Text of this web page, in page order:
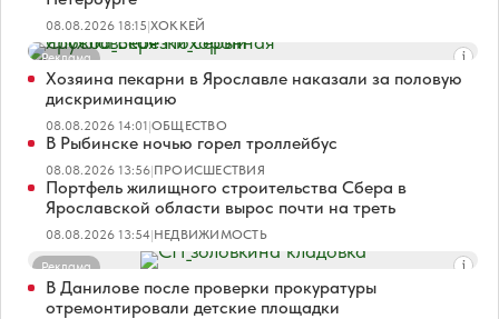
08.08.2026 18:15|ХОККЕЙ
Реклама
Хозяина пекарни в Ярославле наказали за половую
дискриминацию
08.08.2026 14:01|ОБЩЕСТВО
В Рыбинске ночью горел троллейбус
08.08.2026 13:56|ПРОИСШЕСТВИЯ
Портфель жилищного строительства Сбера в
Ярославской области вырос почти на треть
08.08.2026 13:54|НЕДВИЖИМОСТЬ
Реклама
В Данилове после проверки прокуратуры
отремонтировали детские площадки